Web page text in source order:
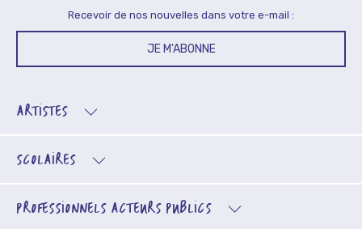
Recevoir de nos nouvelles dans votre e-mail :
JE M'ABONNE
ARTISTES
SCOLAIRES
PROFESSIONNELS ACTEURS PUBLICS